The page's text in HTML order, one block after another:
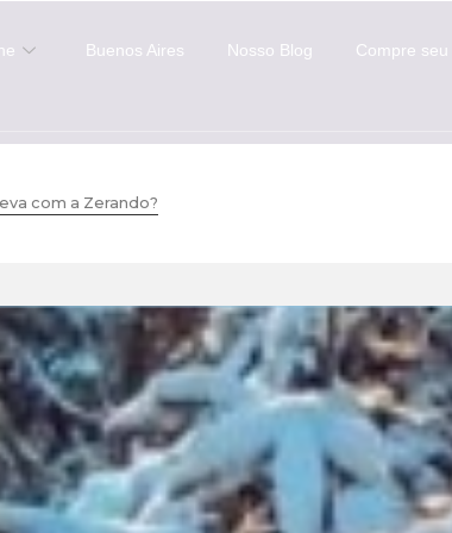
Buenos Aires Nosso Blog Compre seu
com a Zerando?